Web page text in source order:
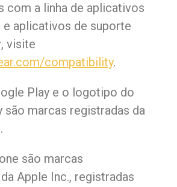
com a linha de aplicativos
e aplicativos de suporte
visite
compatibility.
Play e o logotipo do
são marcas registradas da
são marcas
Apple Inc., registradas